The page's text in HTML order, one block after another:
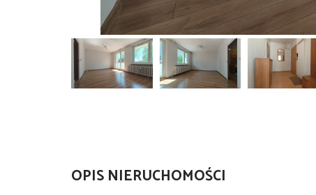
OPIS NIERUCHOMOŚCI